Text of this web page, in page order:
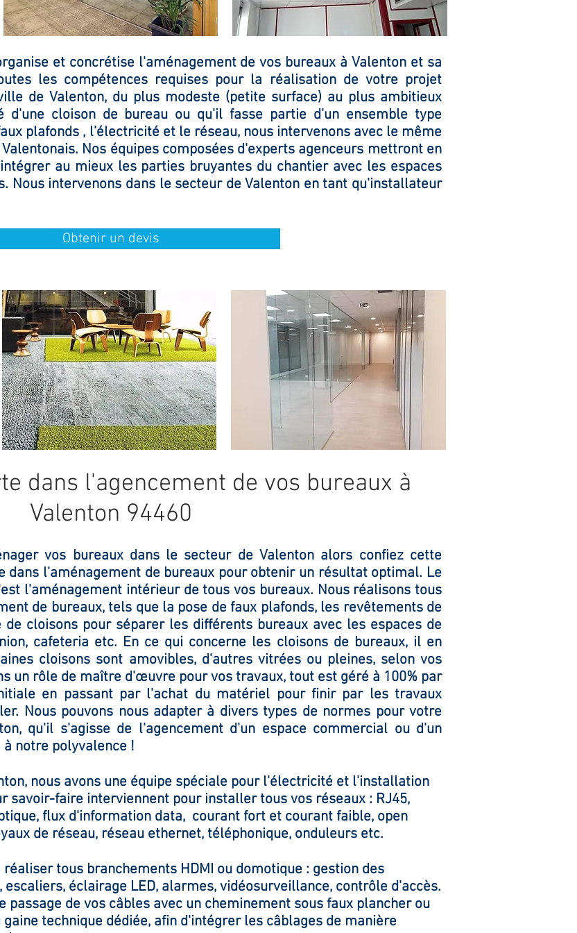
et concrétise l'aménagement de vos bureaux à Valenton et sa
les compétences requises pour la réalisation de votre projet
de Valenton, du plus modeste (petite surface) au plus ambitieux
d'une cloison de bureau ou qu'il fasse partie d'un ensemble type
plafonds , l’électricitéet le réseau, nous intervenons avec le même
. Nos équipes composées d'experts agenceurs mettront en
au mieux les parties bruyantes du chantier avec les espaces
Nous intervenons dans le secteur de Valenton en tant qu'installateur
Obtenir un devis
dans l'agencement de vos bureaux à
Valenton 94460
vos bureaux dans le secteur de Valenton alors confiez cette
dans l'aménagement de bureaux pour obtenir un résultat optimal. Le
l'aménagement intérieur de tous vos bureaux. Nous réalisons tous
de bureaux, tels que la pose de faux plafonds, les revêtements de
cloisons pour séparer les différents bureaux avec les espaces de
cafeteria etc. En ce qui concerne les cloisons de bureaux, il en
cloisons sont amovibles, d'autres vitrées ou pleines, selon vos
un rôle de maître d'œuvre pour vos travaux, tout est géré à 100% par
en passant par l'achat du matériel pour finir par les travaux
Nous pouvons nous adapter à divers types de normes pour votre
qu'il s'agisse de l'agencement d'un espace commercial ou d'un
à notre polyvalence !
nous avons une équipe spéciale pour l'électricité et l'installation
savoir-faire interviennent pour installer tous vos réseaux : RJ45,
flux d'information data, courant fort et courant faible, open
de réseau, réseau ethernet, téléphonique, onduleurs etc.
tous branchements HDMI ou domotique : gestion des
éclairage LED, alarmes, vidéosurveillance, contrôle d'accès.
passage de vos câbles avec un cheminement sous faux plancher ou
technique dédiée, afin d'intégrer les câblages de manière